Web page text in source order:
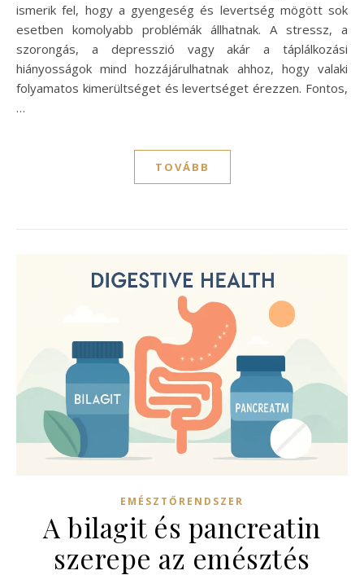
ismerik fel, hogy a gyengeség és levertség mögött sok
esetben komolyabb problémák állhatnak. A stressz, a
szorongás, a depresszió vagy akár a táplálkozási
hiányosságok mind hozzájárulhatnak ahhoz, hogy valaki
folyamatos kimerültséget és levertséget érezzen. Fontos,
…
TOVÁBB
EMÉSZTŐRENDSZER
A bilagit és pancreatin
szerepe az emésztés